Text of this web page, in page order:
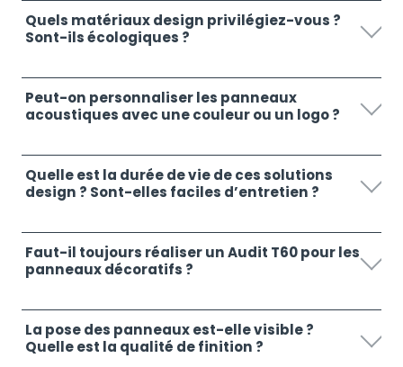
Quels matériaux design privilégiez-vous ?
Sont-ils écologiques ?
Peut-on personnaliser les panneaux
acoustiques avec une couleur ou un logo ?
Quelle est la durée de vie de ces solutions
design ? Sont-elles faciles d’entretien ?
Faut-il toujours réaliser un Audit T60 pour les
panneaux décoratifs ?
La pose des panneaux est-elle visible ?
Quelle est la qualité de finition ?